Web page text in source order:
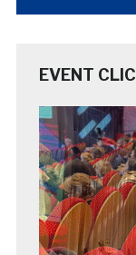
EVENT CLIC